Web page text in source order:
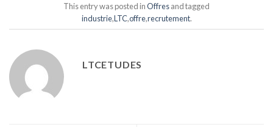
This entry was posted inOffresand tagged
industrie,LTC,offre,recrutement.
LTCETUDES